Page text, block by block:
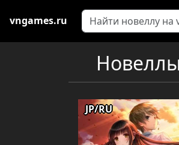
vngames.ru
JP/RU